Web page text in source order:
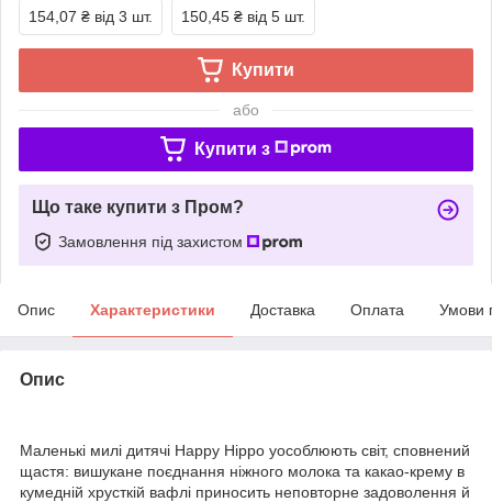
154,07 ₴ від 3 шт. 150,45 ₴ від 5 шт.
Купити
або
Купити з
Що таке купити з Пром?
Замовлення під захистом
Опис Характеристики Доставка Оплата Умови
Опис
Маленькі милі дитячі Happy Hippo уособлюють світ, сповнений
щастя: вишукане поєднання ніжного молока та какао-крему в
кумедній хрусткій вафлі приносить неповторне задоволення й